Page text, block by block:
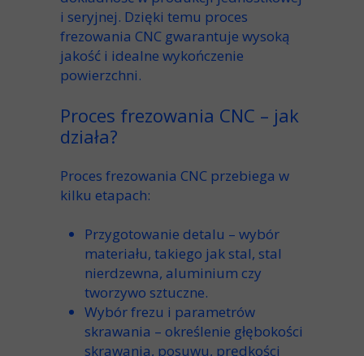
i seryjnej. Dzięki temu proces
frezowania CNC gwarantuje wysoką
jakość i idealne wykończenie
powierzchni.
Proces frezowania CNC – jak
działa?
Proces frezowania CNC przebiega w
kilku etapach:
Przygotowanie detalu – wybór
materiału, takiego jak stal, stal
nierdzewna, aluminium czy
tworzywo sztuczne.
Wybór frezu i parametrów
skrawania – określenie głębokości
skrawania, posuwu, prędkości